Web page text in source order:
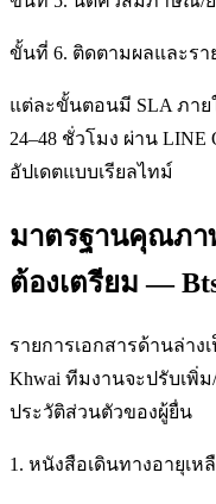
ขั้นที่ 6. ติดตามผลและรา
แต่ละขั้นตอนมี SLA ภา
24–48 ชั่วโมง ผ่าน LINE
อัปเดตแบบเรียลไทม์
มาตรฐานคุณภา
ต้องเตรียม —
รายการเอกสารด้านล่าง
Khwai ทีมงานจะปรับเพิ่
ประวัติส่วนตัวของผู้ยื่น
1. หนังสือเดินทางอายุเห